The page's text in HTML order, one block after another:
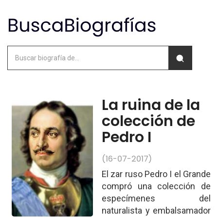
La ruina de la
colección de
Pedro I
(16-07-2017)
El zar ruso Pedro I el Grande
compró una colección de
especímenes del
naturalista y embalsamador